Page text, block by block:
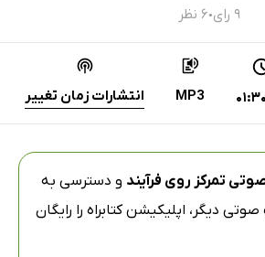
۹ رای ● ۶ نظر
MP3 انتشارات زمان تغییر
تمرکز روی فرآیند و دسترسی به
صوتی دیگر، اپلیکیشن کتابراه را رایگان